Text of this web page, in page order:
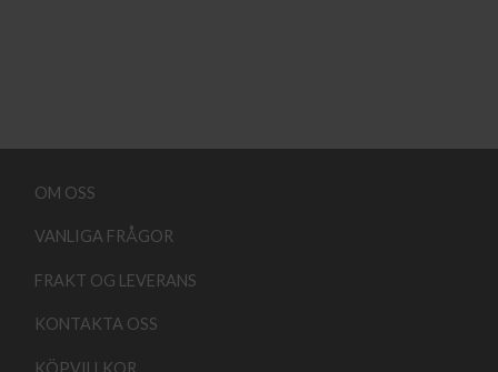
OM OSS
VANLIGA FRÅGOR
FRAKT OG LEVERANS
KONTAKTA OSS
KÖPVILLKOR